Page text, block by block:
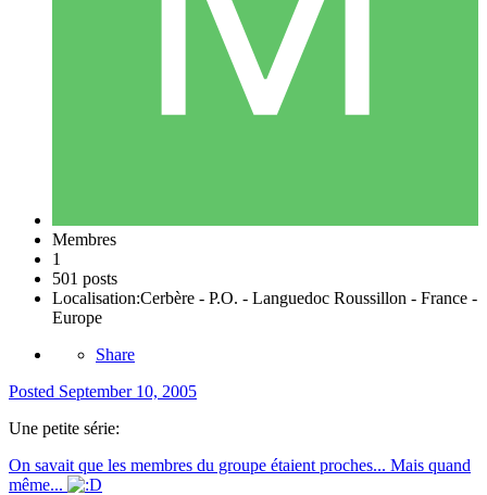
Membres
1
501 posts
Localisation:Cerbère - P.O. - Languedoc Roussillon - France -
Europe
Share
Posted September 10, 2005
Une petite série:
On savait que les membres du groupe étaient proches... Mais quand
même...